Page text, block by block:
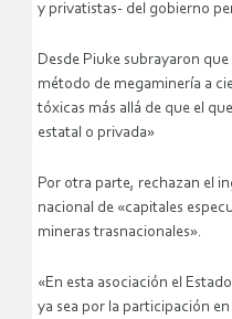
y privatistas- del gobierno
Desde Piuke subrayaron
método de megaminería a
tóxicas más allá de que el
estatal o privada»
Por otra parte, rechazan el
nacional de «capitales
mineras trasnacionales».
«En esta asociación el
ya sea por la participación